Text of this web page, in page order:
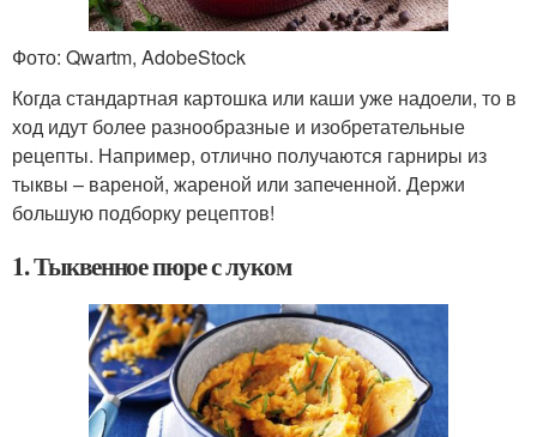
Фото: Qwartm, AdobeStock
Когда стандартная картошка или каши уже надоели, то в
ход идут более разнообразные и изобретательные
рецепты. Например, отлично получаются гарниры из
тыквы – вареной, жареной или запеченной. Держи
большую подборку рецептов!
1. Тыквенное пюре с луком